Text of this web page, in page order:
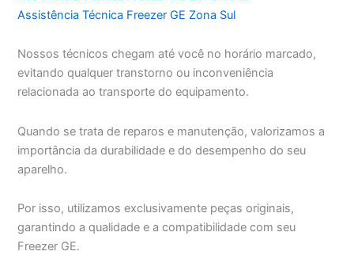
Assistência Técnica Freezer GE Zona Sul
Nossos técnicos chegam até você no horário marcado,
evitando qualquer transtorno ou inconveniência
relacionada ao transporte do equipamento.
Quando se trata de reparos e manutenção, valorizamos a
importância da durabilidade e do desempenho do seu
aparelho.
Por isso, utilizamos exclusivamente peças originais,
garantindo a qualidade e a compatibilidade com seu
Freezer GE.